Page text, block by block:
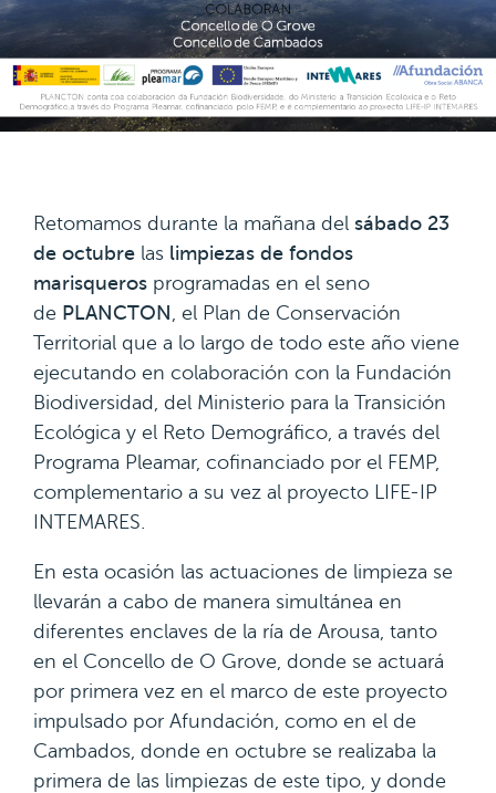
Retomamos durante la mañana del sábado 23
de octubre las limpiezas de fondos
marisqueros programadas en el seno
de PLANCTON , el Plan de Conservación
Territorial que a lo largo de todo este año viene
ejecutando en colaboración con la Fundación
Biodiversidad, del Ministerio para la Transición
Ecológica y el Reto Demográfico, a través del
Programa Pleamar, cofinanciado por el FEMP,
complementario a su vez al proyecto LIFE-IP
INTEMARES.
En esta ocasión las actuaciones de limpieza se
llevarán a cabo de manera simultánea en
diferentes enclaves de la ría de Arousa, tanto
en el Concello de O Grove, donde se actuará
por primera vez en el marco de este proyecto
impulsado por Afundación, como en el de
Cambados, donde en octubre se realizaba la
primera de las limpiezas de este tipo, y donde